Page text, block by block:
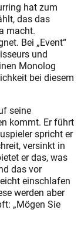
hat zum
das das
macht.
Bei „Event“
und
Monolog
bei diesem
seine
kommt. Er führt
spricht er
versinkt in
er das, was
das vor
einschlafen
werden aber
„Mögen Sie